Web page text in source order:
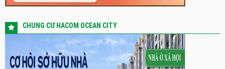
CHUNG CƯ HACOM OCEAN CITY